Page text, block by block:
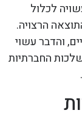
לכלול
הרצויה.
והדבר עשוי
החברתיות